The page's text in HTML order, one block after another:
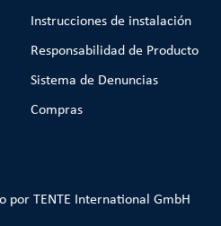
Instrucciones de instalación
Responsabilidad de Producto
Sistema de Denuncias
Compras
por TENTE International GmbH